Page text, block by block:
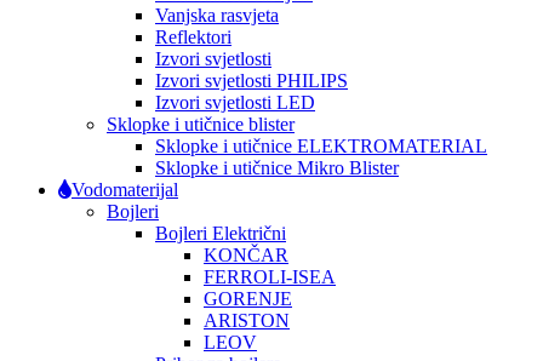
Vanjska rasvjeta
Reflektori
Izvori svjetlosti
Izvori svjetlosti PHILIPS
Izvori svjetlosti LED
Sklopke i utičnice blister
Sklopke i utičnice ELEKTROMATERIAL
Sklopke i utičnice Mikro Blister
Vodomaterijal
Bojleri
Bojleri Električni
KONČAR
FERROLI-ISEA
GORENJE
ARISTON
LEOV